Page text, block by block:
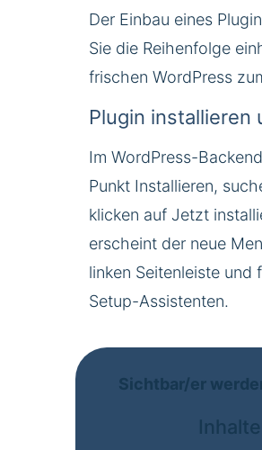
Der Einbau eines
Sie die Reihenfolge
frischen WordPress
Plugin installieren
Im WordPress-
Punkt Installieren,
klicken auf Jetzt
erscheint der neue
linken Seitenleiste
Setup-Assistenten.
Sichtbar/er